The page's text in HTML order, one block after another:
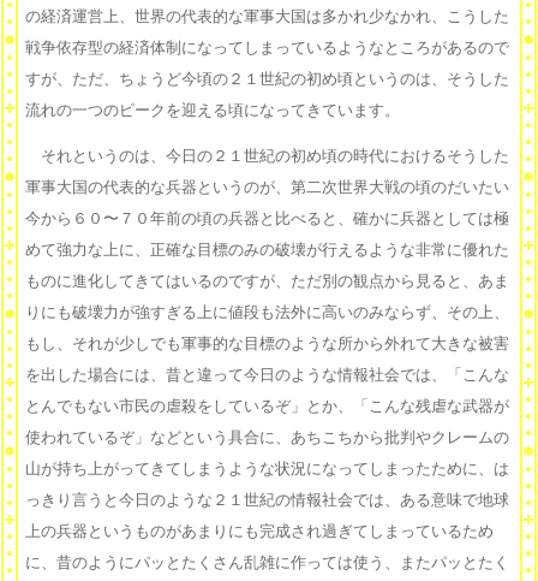
の経済運営上、世界の代表的な軍事大国は多かれ少なかれ、こうした
戦争依存型の経済体制になってしまっているようなところがあるので
すが、ただ、ちょうど今頃の２１世紀の初め頃というのは、そうした
流れの一つのピークを迎える頃になってきています。
それというのは、今日の２１世紀の初め頃の時代におけるそうした
軍事大国の代表的な兵器というのが、第二次世界大戦の頃のだいたい
今から６０〜７０年前の頃の兵器と比べると、確かに兵器としては極
めて強力な上に、正確な目標のみの破壊が行えるような非常に優れた
ものに進化してきてはいるのですが、ただ別の観点から見ると、あま
りにも破壊力が強すぎる上に値段も法外に高いのみならず、その上、
もし、それが少しでも軍事的な目標のような所から外れて大きな被害
を出した場合には、昔と違って今日のような情報社会では、「こんな
とんでもない市民の虐殺をしているぞ」とか、「こんな残虐な武器が
使われているぞ」などという具合に、あちこちから批判やクレームの
山が持ち上がってきてしまうような状況になってしまったために、は
っきり言うと今日のような２１世紀の情報社会では、ある意味で地球
上の兵器というものがあまりにも完成され過ぎてしまっているため
に、昔のようにパッとたくさん乱雑に作っては使う、またパッとたく